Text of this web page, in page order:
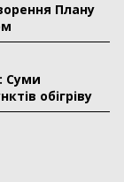
Плану
Суми
обігріву